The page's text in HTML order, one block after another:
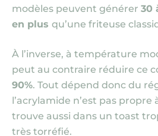
modèles peuvent générer 30
en plus qu’une friteuse
À l’inverse, à température
peut au contraire réduire ce
90%. Tout dépend donc du
l’acrylamide n’est pas propre
trouve aussi dans un toast
très torréfié.